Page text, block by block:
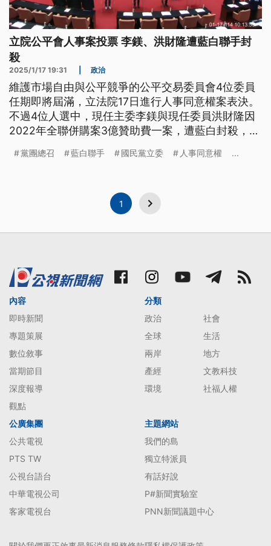
立院公平會人事案投票 李鎂、洪財隆遭藍白聯手封
殺
2025/1/17 19:31 政治
維護市場自由與公平競爭的公平交易委員會4位委員
任期即將屆滿，立法院17日進行人事同意權案表決。
不過4位人選中，現任主委李鎂與現任委員洪財隆因
2022年全聯併購案3億贊助費一案，遭藍白封殺，行
票，強調他是自己一時失誤。
黨團總召 藍白聯手 國民黨立委 人事同意權 ...
1
內容
即時新聞
專題策展
數位敘事
當期節目
深度報導
觀點
分類
政治
社會
全球
生活
兩岸
地方
產經
文教科技
環境
社福人權
公廣集團
公共電視
PTS TW
公視台語台
中華電視公司
客家電視台
主題網站
我們的島
獨立特派員
有話好說
P#新聞實驗室
PNN新聞議題中心